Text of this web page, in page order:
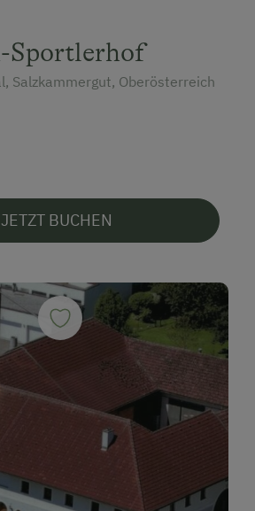
Sportlerhof
Salzkammergut, Oberösterreich
JETZT BUCHEN